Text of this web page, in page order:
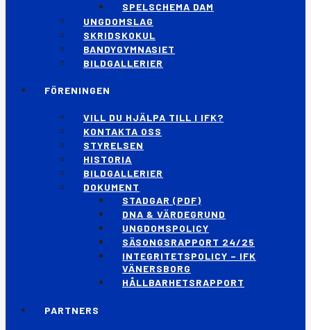
SPELSCHEMA DAM
UNGDOMSLAG
SKRIDSKOKUL
BANDYGYMNASIET
BILDGALLERIER
FÖRENINGEN
VILL DU HJÄLPA TILL I IFK?
KONTAKTA OSS
STYRELSEN
HISTORIA
BILDGALLERIER
DOKUMENT
STADGAR (PDF)
DNA & VÄRDEGRUND
UNGDOMSPOLICY
SÄSONGSRAPPORT 24/25
INTEGRITETSPOLICY – IFK
VÄNERSBORG
HÅLLBARHETSRAPPORT
PARTNERS